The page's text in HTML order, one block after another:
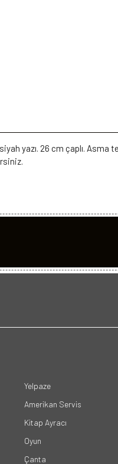
yazı. 26 cm çaplı.
Yelpaze
Amerikan Servis
Kitap Ayracı
Oyun
Çanta